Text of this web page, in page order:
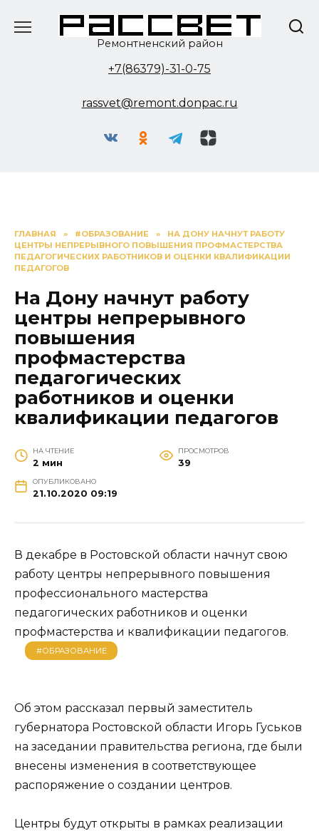
Ремонтненский район
+7(86379)-31-0-75
rassvet@remont.donpac.ru
ГЛАВНАЯ » #ОБРАЗОВАНИЕ »
НА ДОНУ НАЧНУТ РАБОТУ
ЦЕНТРЫ НЕПРЕРЫВНОГО ПОВЫШЕНИЯ ПРОФМАСТЕРСТВА
ПЕДАГОГИЧЕСКИХ РАБОТНИКОВ И ОЦЕНКИ КВАЛИФИКАЦИИ
ПЕДАГОГОВ
На Дону начнут работу
центры непрерывного
повышения
профмастерства
педагогических
работников и оценки
квалификации педагогов
НА ЧТЕНИЕ
2 мин
ПРОСМОТРОВ
39
ОПУБЛИКОВАНО
21.10.2020 09:19
В декабре в Ростовской области начнут свою
работу центры непрерывного повышения
профессионального мастерства
педагогических работников и оценки
профмастерства и квалификации педагогов.
#ОБРАЗОВАНИЕ
Об этом рассказал первый заместитель
губернатора Ростовской области Игорь Гуськов
на заседании правительства региона, где были
внесены изменения в соответствующее
распоряжение о создании центров.
Центры будут открыты в рамках реализации